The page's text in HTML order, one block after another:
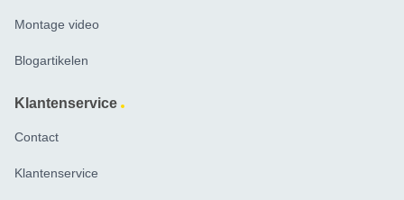
Montage video
Blogartikelen
Klantenservice
Contact
Klantenservice